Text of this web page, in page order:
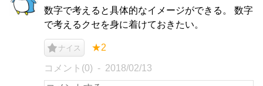
数字で考えると具体的なイメージができる。 数字
で考えるクセを身に着けておきたい。
ナイス ★2
コメント(0) 2018/02/13